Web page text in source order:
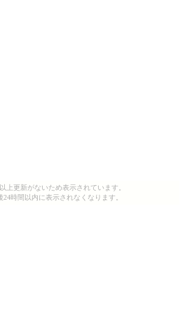
上更新がないため表示されています。
時間以内に表示されなくなります。